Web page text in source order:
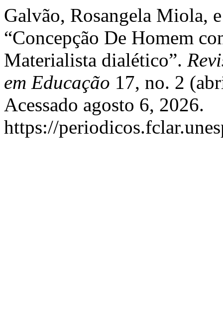
Galvão, Rosangela Miola,
“Concepção De Homem
Materialista dialético”.
em Educação 17, no. 2
Acessado agosto 6, 2026.
https://